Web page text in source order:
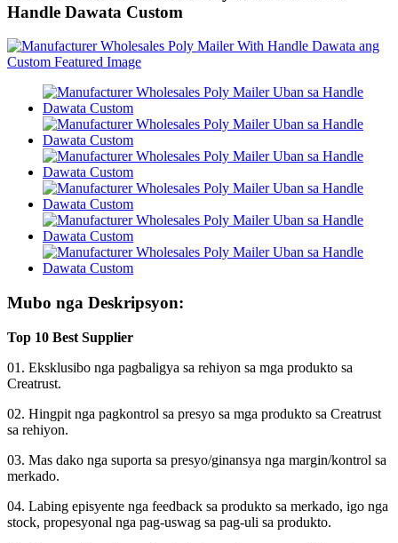
Handle Dawata Custom
Mubo nga Deskripsyon:
Top 10 Best Supplier
01. Eksklusibo nga pagbaligya sa rehiyon sa mga produkto sa
Creatrust.
02. Hingpit nga pagkontrol sa presyo sa mga produkto sa Creatrust
sa rehiyon.
03. Mas dako nga suporta sa presyo/ginansya nga margin/kontrol sa
merkado.
04. Labing episyente nga feedback sa produkto sa merkado, igo nga
stock, propesyonal nga pag-uswag sa pag-uli sa produkto.